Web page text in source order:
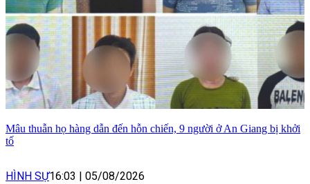
Mâu thuẫn họ hàng dẫn đến hỗn chiến, 9 người ở An Giang bị khởi
tố
HÌNH SỰ16:03 05/08/2026